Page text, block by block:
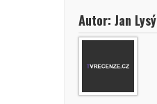
Autor: Jan Lysý